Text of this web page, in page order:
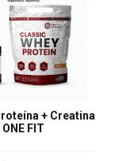
+ Creatina
ONE FIT